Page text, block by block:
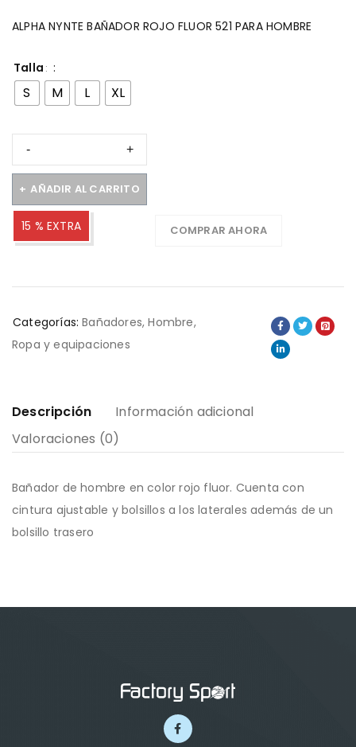
ALPHA NYNTE BAÑADOR ROJO FLUOR 521 PARA HOMBRE
Talla
S M L XL
AÑADIR AL CARRITO
15 % EXTRA COMPRAR AHORA
Categorías: Bañadores,Hombre,
Ropa y equipaciones
Descripción
Información adicional
Valoraciones (0)
Bañador de hombre en color rojo fluor. Cuenta con
cintura ajustable y bolsillos a los laterales además de un
bolsillo trasero